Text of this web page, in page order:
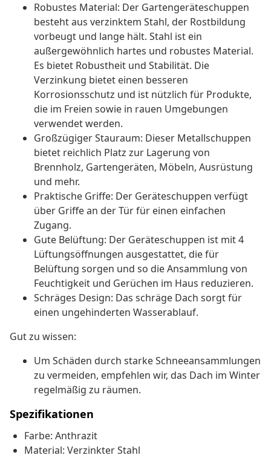
Robustes Material: Der Gartengeräteschuppen
besteht aus verzinktem Stahl, der Rostbildung
vorbeugt und lange hält. Stahl ist ein
außergewöhnlich hartes und robustes Material.
Es bietet Robustheit und Stabilität. Die
Verzinkung bietet einen besseren
Korrosionsschutz und ist nützlich für Produkte,
die im Freien sowie in rauen Umgebungen
verwendet werden.
Großzügiger Stauraum: Dieser Metallschuppen
bietet reichlich Platz zur Lagerung von
Brennholz, Gartengeräten, Möbeln, Ausrüstung
und mehr.
Praktische Griffe: Der Geräteschuppen verfügt
über Griffe an der Tür für einen einfachen
Zugang.
Gute Belüftung: Der Geräteschuppen ist mit 4
Lüftungsöffnungen ausgestattet, die für
Belüftung sorgen und so die Ansammlung von
Feuchtigkeit und Gerüchen im Haus reduzieren.
Schräges Design: Das schräge Dach sorgt für
einen ungehinderten Wasserablauf.
Gut zu wissen:
Um Schäden durch starke Schneeansammlungen
zu vermeiden, empfehlen wir, das Dach im Winter
regelmäßig zu räumen.
Spezifikationen
Farbe: Anthrazit
Material: Verzinkter Stahl